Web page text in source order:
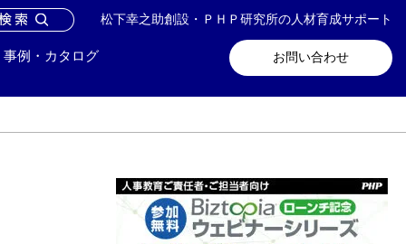
松下幸之助創設・ＰＨＰ研究所の人材育成サポート
お問い合わせ
事例・カタログ
い合わせ メールマガジン登録